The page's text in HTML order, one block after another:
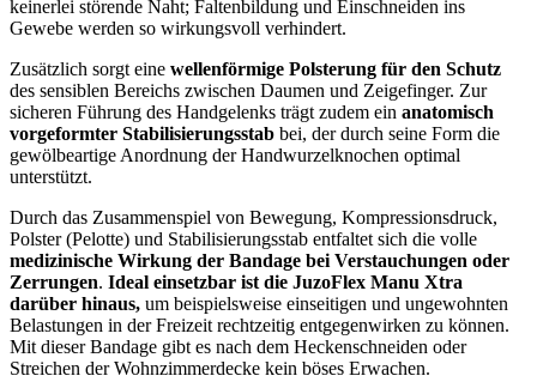
keinerlei störende Naht; Faltenbildung und Einschneiden ins
Gewebe werden so wirkungsvoll verhindert.
Zusätzlich sorgt eine wellenförmige Polsterung für den Schutz
des sensiblen Bereichs zwischen Daumen und Zeigefinger. Zur
sicheren Führung des Handgelenks trägt zudem ein anatomisch
vorgeformter Stabilisierungsstab bei, der durch seine Form die
gewölbeartige Anordnung der Handwurzelknochen optimal
unterstützt.
Durch das Zusammenspiel von Bewegung, Kompressionsdruck,
Polster (Pelotte) und Stabilisierungsstab entfaltet sich die volle
medizinische Wirkung der Bandage bei Verstauchungen oder
Zerrungen. Ideal einsetzbar ist die JuzoFlex Manu Xtra
darüber hinaus, um beispielsweise einseitigen und ungewohnten
Belastungen in der Freizeit rechtzeitig entgegenwirken zu können.
Mit dieser Bandage gibt es nach dem Heckenschneiden oder
Streichen der Wohnzimmerdecke kein böses Erwachen.